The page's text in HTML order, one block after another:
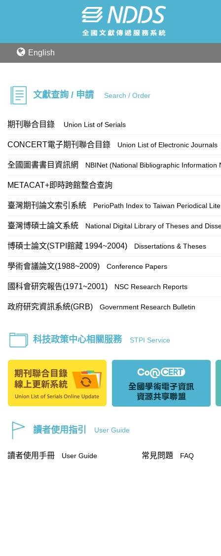
English
文獻查詢 / 申請 Search / Order
期刊聯合目錄 Union List of Serials
CONCERT電子期刊聯合目錄 Union List of Electronic Journals
全國圖書書目資訊網 NBINet (National Bibliographic Information
METACAT+即時跨館整合查詢
臺灣期刊論文索引系統 PerioPath Index to Taiwan Periodical
臺灣博碩士論文系統 National Digital Library of Theses and
博碩士論文(STPI館藏 1994~2004) Dissertations & Theses
學術會議論文(1988~2009) Conference Papers
國科會研究報告(1971~2001) NSC Research Reports
政府研究資訊系統(GRB) Government Research Bulletin
科技政策中心相關服務 STPI Service
讀者使用指引 User Guide
讀者使用手冊 User Guide 常見問題 FAQ